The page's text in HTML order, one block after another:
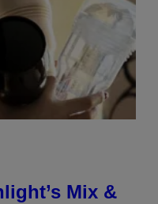
Mix &